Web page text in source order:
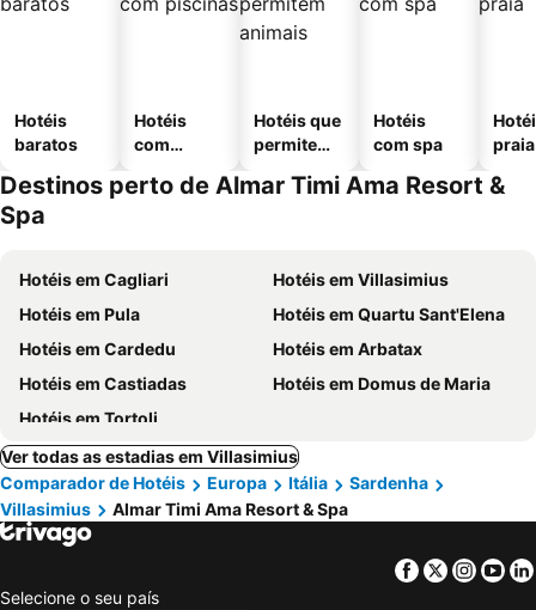
Hotéis
baratos
Hotéis
com
Hotéis que
permitem
Hotéis
com spa
praia
Destinos perto de Almar Timi Ama Resort &
Spa
Hotéis em Cagliari
Hotéis em Villasimius
Hotéis em Pula
Hotéis em Quartu Sant'Elena
Hotéis em Cardedu
Hotéis em Arbatax
Hotéis em Castiadas
Hotéis em Domus de Maria
Hotéis em Tortoli
Ver todas as estadias em Villasimius
Comparador de Hotéis
Europa Itália
Sardenha
Villasimius
Almar Timi Ama Resort & Spa
Facebook
Twitter
Selecione o seu país